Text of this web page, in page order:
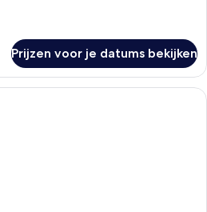
Prijzen voor je datums bekijken
Een hotelkamer met twee bedden,